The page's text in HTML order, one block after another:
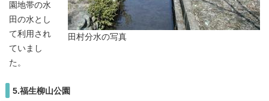
田村分水の写真
園地帯の水
田の水とし
て利用され
ていまし
た。
5.福生柳山公園